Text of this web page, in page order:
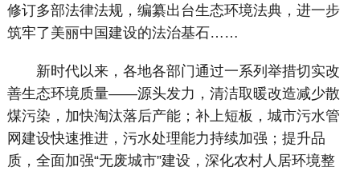
修订多部法律法规，编纂出台生态环境法典，进一步
筑牢了美丽中国建设的法治基石……
新时代以来，各地各部门通过一系列举措切实改
善生态环境质量——源头发力，清洁取暖改造减少散
煤污染，加快淘汰落后产能；补上短板，城市污水管
网建设快速推进，污水处理能力持续加强；提升品
质，全面加强“无废城市”建设，深化农村人居环境整